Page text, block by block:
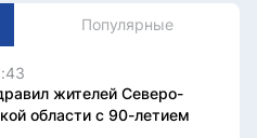
Популярные
жителей Северо-
области с 90-летием